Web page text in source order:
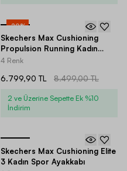
-20%
Skechers Max Cushioning
Propulsion Running Kadın
Spor Ayakkabı
4 Renk
6.799,90 TL 8.499,00 TL
2 ve Üzerine Sepette Ek %10
İndirim
Skechers Max Cushioning Elite
3 Kadın Spor Ayakkabı